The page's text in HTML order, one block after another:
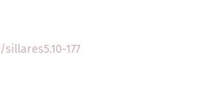
177